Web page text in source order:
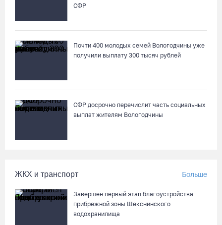
СФР
Почти 400 молодых семей Вологодчины уже
получили выплату 300 тысяч рублей
СФР досрочно перечислит часть социальных
выплат жителям Вологодчины
ЖКХ и транспорт Больше
Завершен первый этап благоустройства
прибрежной зоны Шекснинского
водохранилища